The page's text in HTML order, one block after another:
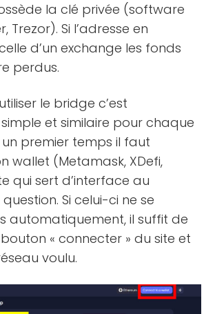
la clé privée (software
Trezor). Si l’adresse en
d’un exchange les fonds
perdus.
le bridge c’est
et similaire pour chaque
premier temps il faut
wallet (Metamask, XDefi,
qui sert d’interface au
Si celui-ci ne se
automatiquement, il suffit de
« connecter » du site et
voulu.